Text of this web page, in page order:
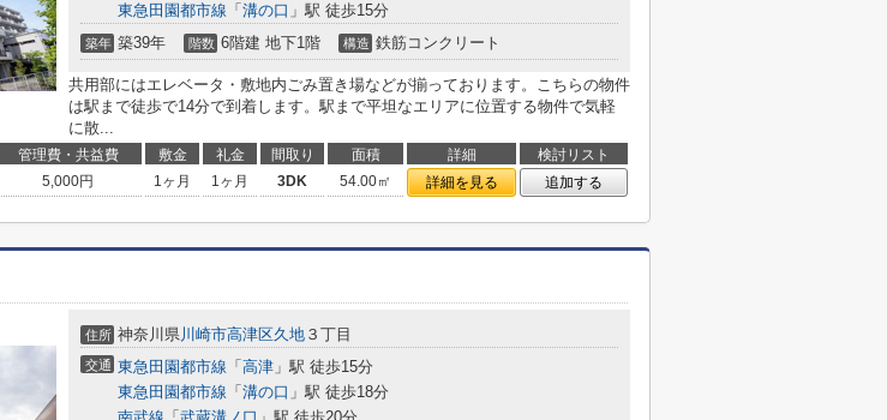
東急田園都市線 「 溝の口 」駅 徒歩15分
築年 築39年 階数 6階建 地下1階 構造 鉄筋コンクリート
共用部にはエレベータ・敷地内ごみ置き場などが揃っております。こちらの物件
は駅まで徒歩で14分で到着します。駅まで平坦なエリアに位置する物件で気軽
に散...
管理費・共益費 敷金 礼金 間取り 面積 詳細
検討リスト
5,000円 1ヶ月 1ヶ月 3DK 54.00㎡ 詳細を見る 追加する
住所 神奈川県川崎市高津区久地 ３丁目
交通 東急田園都市線 「 高津 」駅 徒歩15分
東急田園都市線 「 溝の口 」駅 徒歩18分